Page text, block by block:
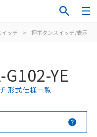
イッチ > 押ボタンスイッチ/表示灯
G102-YE
形式仕様一覧